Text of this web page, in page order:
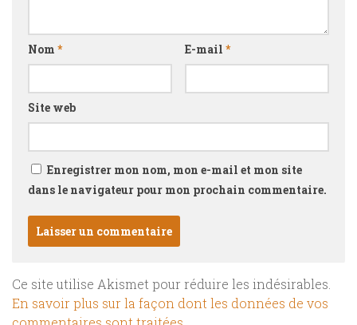
Nom * E-mail *
Site web
Enregistrer mon nom, mon e-mail et mon site
dans le navigateur pour mon prochain commentaire.
Ce site utilise Akismet pour réduire les indésirables.
En savoir plus sur la façon dont les données de vos